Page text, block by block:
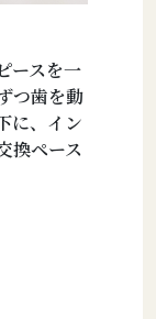
ースを一
つ歯を動
に、イン
換ペース